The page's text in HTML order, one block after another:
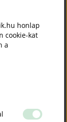
honlap
cookie-kat
a